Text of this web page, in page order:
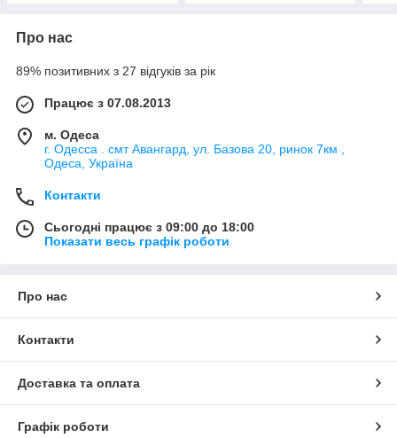
Про нас
89% позитивних з 27 відгуків за рік
Працює з 07.08.2013
м. Одеса
г. Одесса . смт Авангард, ул. Базова 20, ринок 7км ,
Одеса, Україна
Контакти
Сьогодні працює з 09:00 до 18:00
Показати весь графік роботи
Про нас
Контакти
Доставка та оплата
Графік роботи